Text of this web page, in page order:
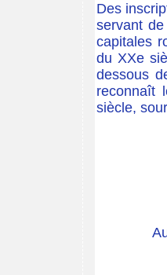
Des
servant
capitales
du XXe
dessous
reconnaît
siècle,